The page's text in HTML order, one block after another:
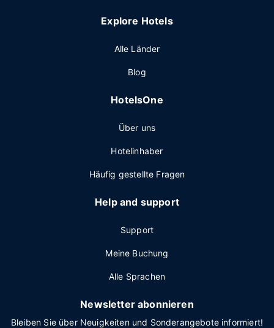
Explore Hotels
Alle Länder
Blog
HotelsOne
Über uns
Hotelinhaber
Häufig gestellte Fragen
Help and support
Support
Meine Buchung
Alle Sprachen
Newsletter abonnieren
Bleiben Sie über Neuigkeiten und Sonderangebote informiert!